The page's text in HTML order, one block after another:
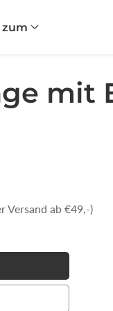
zum
mit
Versand ab €49,-)